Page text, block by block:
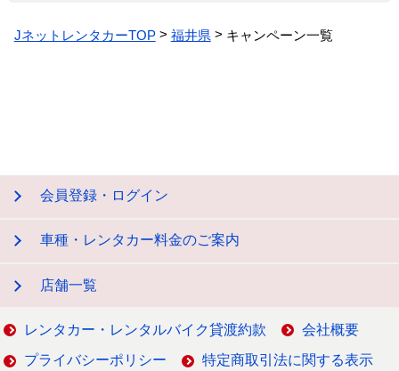
JネットレンタカーTOP 福井県 キャンペーン一覧
会員登録・ログイン
車種・レンタカー料金のご案内
店舗一覧
レンタカー・レンタルバイク貸渡約款 会社概要
プライバシーポリシー 特定商取引法に関する表示